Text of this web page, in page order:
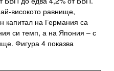
високото равнище,
капитал на Германия са
си темп, а на Япония – с
Фигура 4 показва